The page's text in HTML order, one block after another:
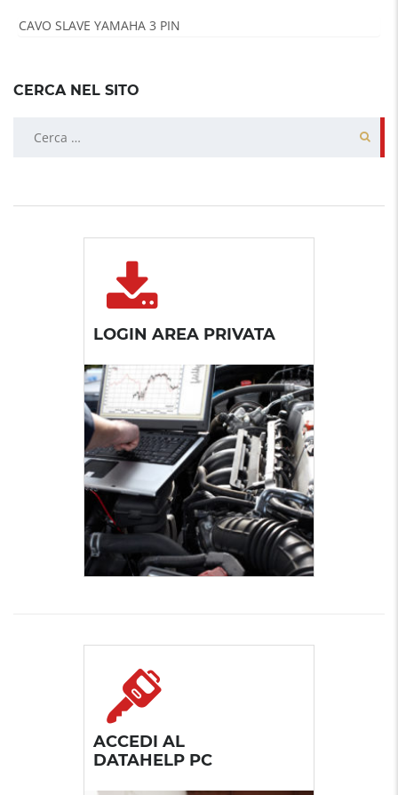
CAVO SLAVE YAMAHA 3 PIN
CERCA NEL SITO
per:
LOGIN AREA PRIVATA
ACCEDI AL
DATAHELP PC